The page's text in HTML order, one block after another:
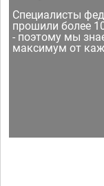
Специалисты
прошили более
- поэтому мы
максимум от